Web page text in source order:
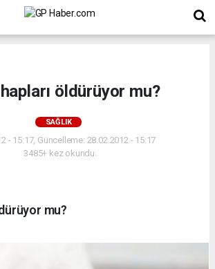
öldürüyor mu?
SAĞLIK
- 15:17, Güncelleme: 28.02.2012 - 15:17
3485+ kez okundu.
mu?